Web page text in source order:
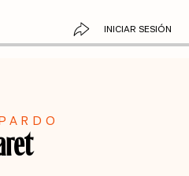
INICIAR SESIÓN